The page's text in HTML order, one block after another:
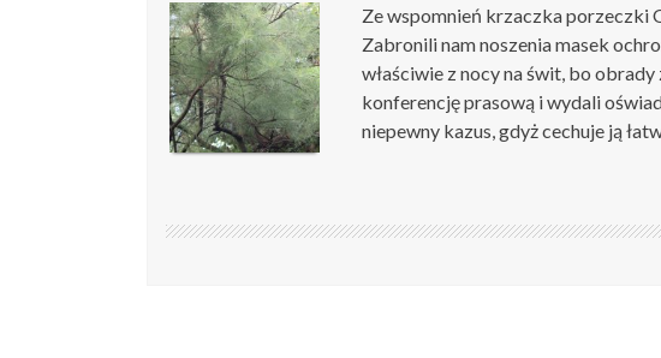
Ze wspomnień krzaczka porzeczki
Zabronili nam noszenia masek
właściwie z nocy na świt, bo
konferencję prasową i wydali
niepewny kazus, gdyż cechuje ją